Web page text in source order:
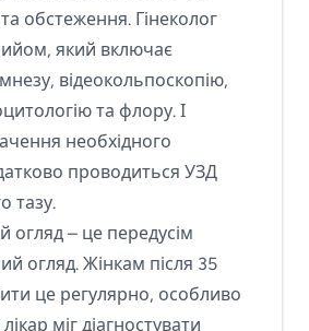
обстеження. Гінеколог
який включає
відеокольпоскопію,
та флору. І
необхідного
проводиться УЗД
тазу.
огляд – це передусім
огляд. Жінкам після 35
це регулярно, особливо
міг діагностувати